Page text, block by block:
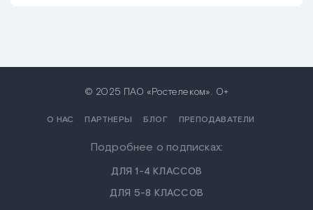
© 2025 ПАО «Ростелеком». 0+
О НАС ПАРТНЕРЫ БЛОГ ПРЕПОДАВАТЕЛИ
Подробнее о подписках:
ДЛЯ 1-4 КЛАССОВ
ДЛЯ 5-8 КЛАССОВ